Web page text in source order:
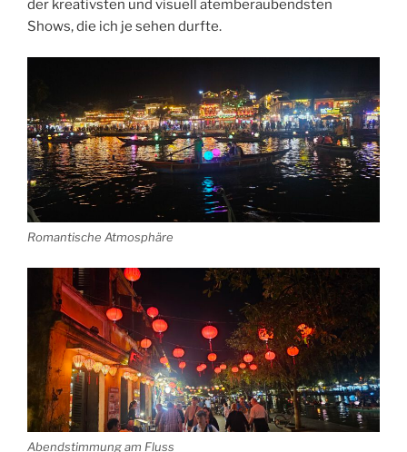
der kreativsten und visuell atemberaubendsten
Shows, die ich je sehen durfte.
Romantische Atmosphäre
Abendstimmung am Fluss